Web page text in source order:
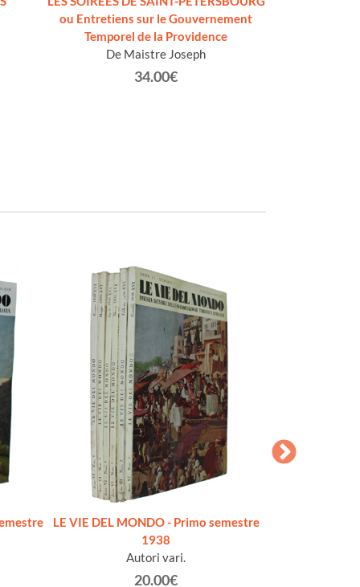
ou Entretiens sur le Gouvernement
Temporel de la Providence
De Maistre Joseph
34.00€
LE VIE DEL MONDO - Primo semestre
1938
Autori vari.
20.00€